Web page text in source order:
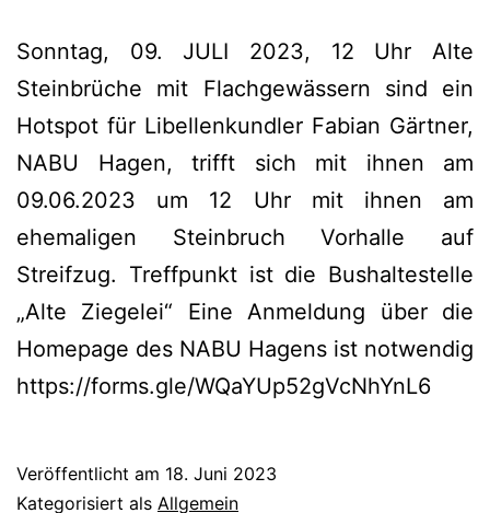
Sonntag, 09. JULI 2023, 12 Uhr Alte
Steinbrüche mit Flachgewässern sind ein
Hotspot für Libellenkundler Fabian Gärtner,
NABU Hagen, trifft sich mit ihnen am
09.06.2023 um 12 Uhr mit ihnen am
ehemaligen Steinbruch Vorhalle auf
Streifzug. Treffpunkt ist die Bushaltestelle
„Alte Ziegelei“ Eine Anmeldung über die
Homepage des NABU Hagens ist notwendig
https://forms.gle/WQaYUp52gVcNhYnL6
Veröffentlicht am 18. Juni 2023
Kategorisiert als Allgemein